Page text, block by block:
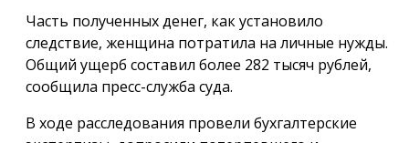
Часть полученных денег, как установило
следствие, женщина потратила на личные нужды.
Общий ущерб составил более 282 тысяч рублей,
сообщила пресс-служба суда.
В ходе расследования провели бухгалтерские